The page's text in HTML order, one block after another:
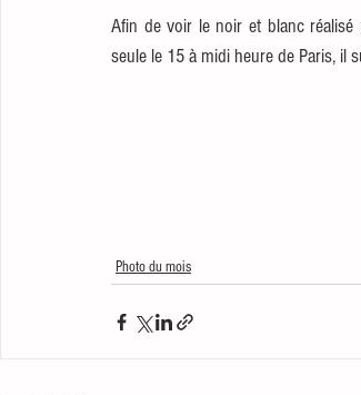
Afin de voir le noir et blanc
seule le 15 à midi heure de Paris, il
Photo du mois